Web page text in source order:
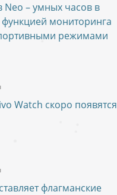
Neo – умных часов в
функцией мониторинга
режимами
Watch скоро появятся
флагманские